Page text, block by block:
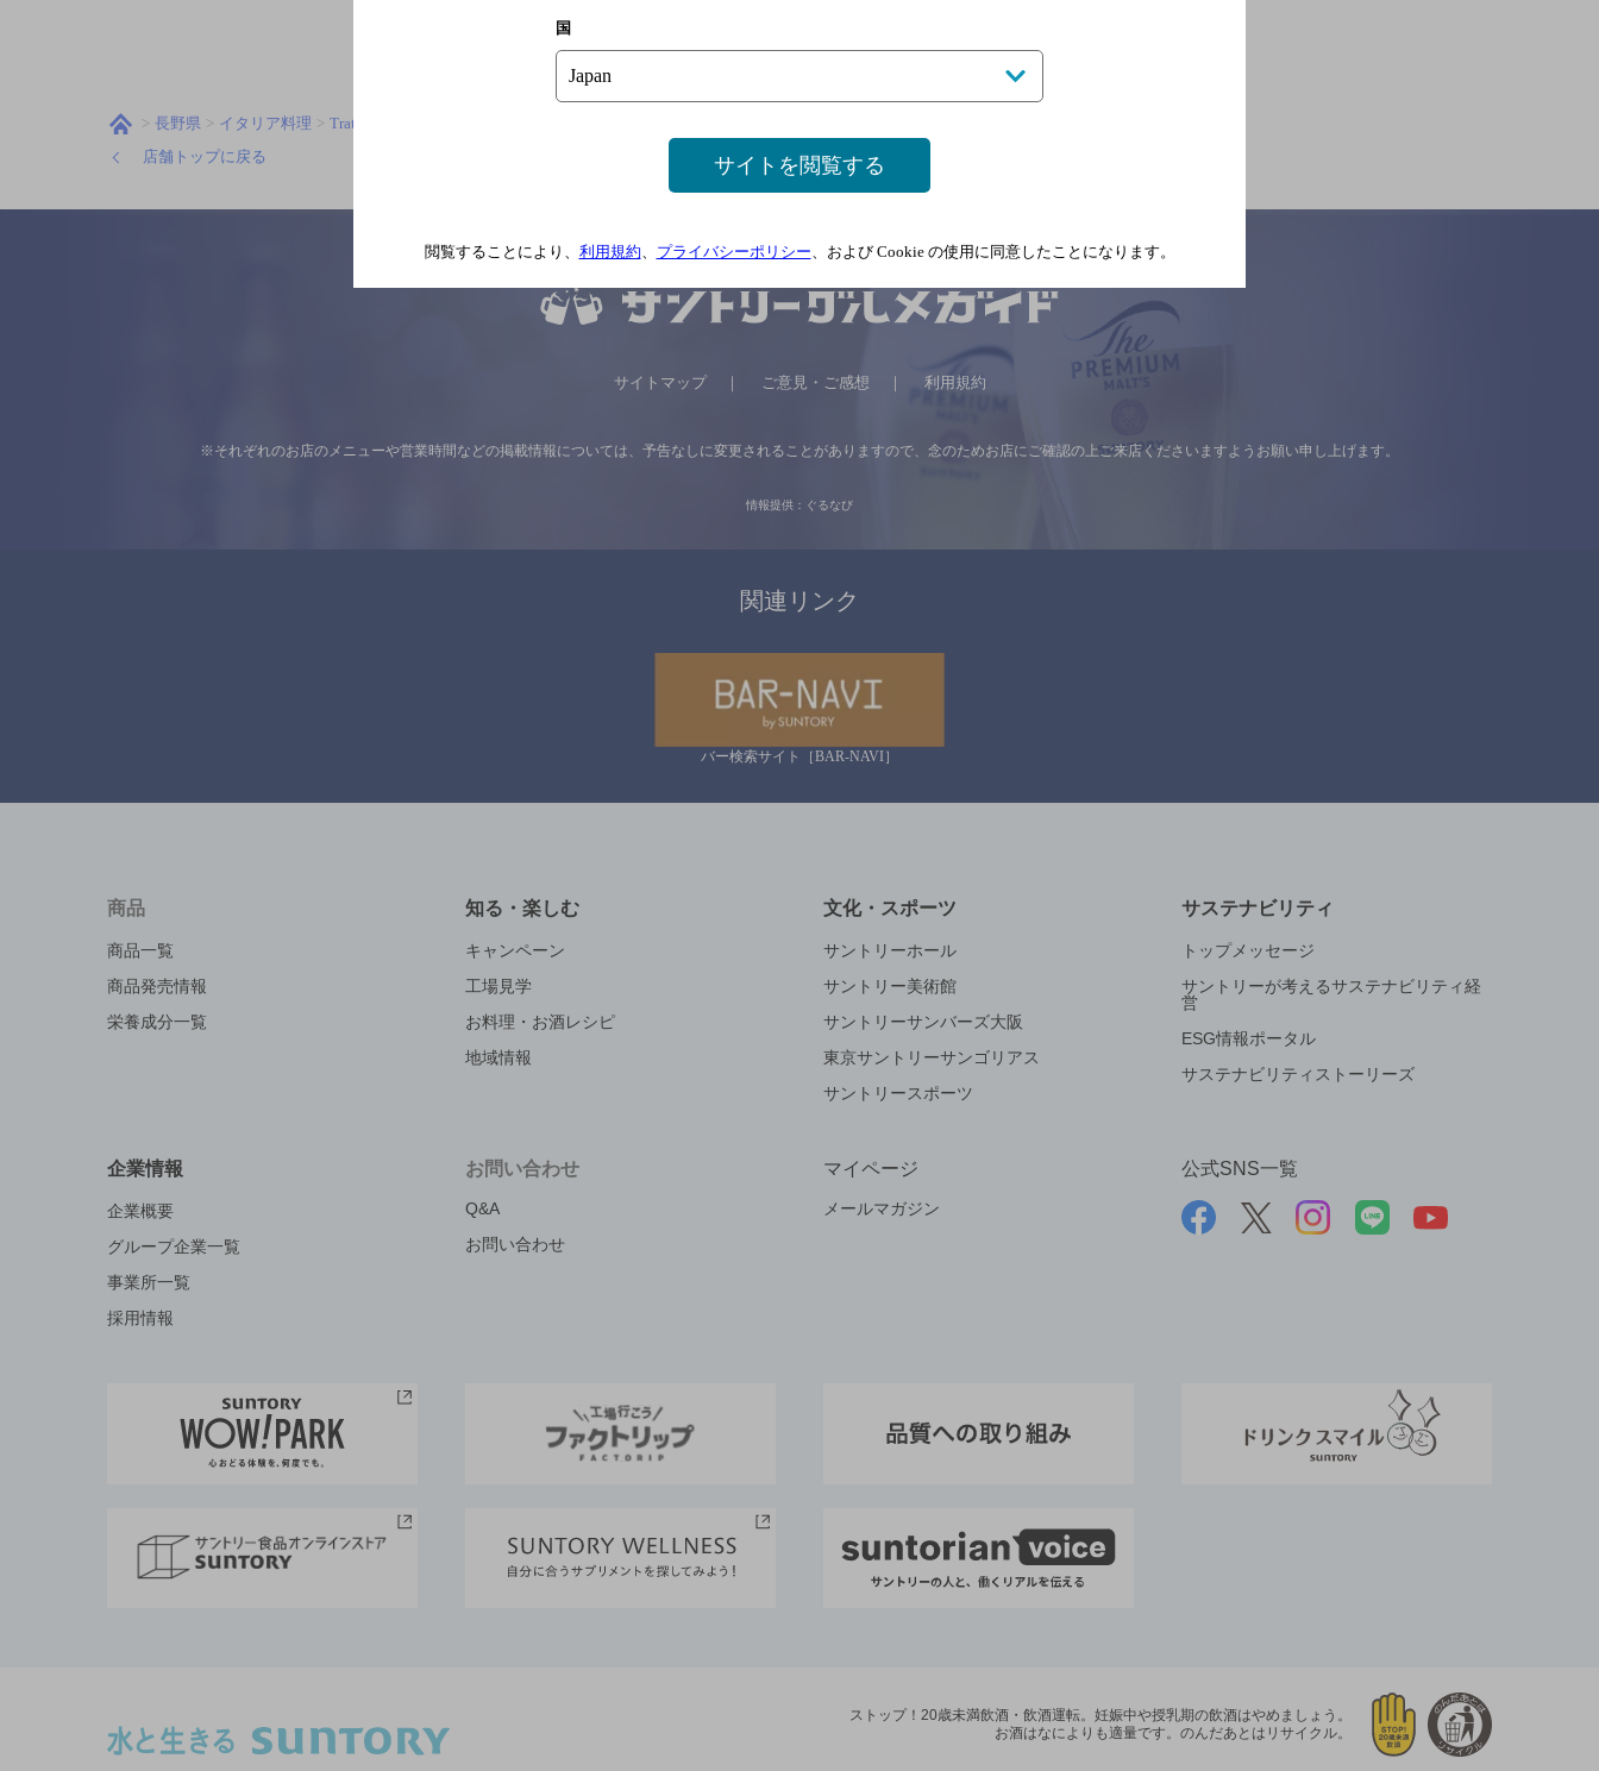
長野県 イタリア料理 Trattoria Pizzeria LOGIC（ロジック） 長野
店舗トップに戻る
サイトマップ ご意見・ご感想 利用規約
※それぞれのお店のメニューや営業時間などの掲載情報については、 予告なしに変更されることがありますので、 念のためお店にご確認の上ご来店くださいますようお願い申し上げます。
情報提供：ぐるなび
関連リンク
バー検索サイト［BAR-NAVI］
商品
商品一覧
商品発売情報
栄養成分一覧
知る・楽しむ
キャンペーン
工場見学
お料理・お酒レシピ
地域情報
文化・スポーツ
サントリーホール
サントリー美術館
サントリーサンバーズ大阪
東京サントリーサンゴリアス
サントリースポーツ
サステナビリティ
トップメッセージ
サントリーが考えるサステナビリティ経
営
ESG情報ポータル
サステナビリティストーリーズ
企業情報
企業概要
グループ企業一覧
事業所一覧
採用情報
お問い合わせ
Q&A
お問い合わせ
マイページ
メールマガジン
公式SNS一覧
ストップ！20歳未満飲酒・飲酒運転。 妊娠中や授乳期の飲酒はやめましょう。
お酒はなによりも適量です。 のんだあとはリサイクル。
国
サイトを閲覧する
閲覧することにより、 利用規約、 プライバシーポリシー、および Cookie の使用に同意したことになります。